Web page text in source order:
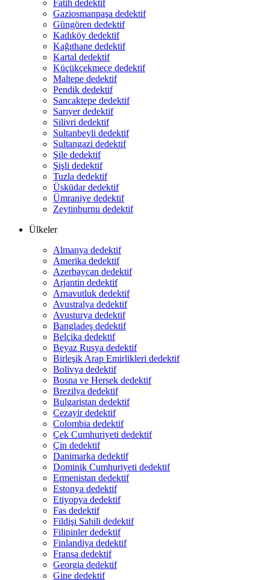
Fatih dedektif
Gaziosmanpaşa dedektif
Güngören dedektif
Kadıköy dedektif
Kağıthane dedektif
Kartal dedektif
Küçükçekmece dedektif
Maltepe dedektif
Pendik dedektif
Sancaktepe dedektif
Sarıyer dedektif
Silivri dedektif
Sultanbeyli dedektif
Sultangazi dedektif
Şile dedektif
Şişli dedektif
Tuzla dedektif
Üsküdar dedektif
Ümraniye dedektif
Zeytinburnu dedektif
Ülkeler
Almanya dedektif
Amerika dedektif
Azerbaycan dedektif
Arjantin dedektif
Arnavutluk dedektif
Avustralya dedektif
Avusturya dedektif
Bangladeş dedektif
Belçika dedektif
Beyaz Rusya dedektif
Birleşik Arap Emirlikleri dedektif
Bolivya dedektif
Bosna ve Hersek dedektif
Brezilya dedektif
Bulgaristan dedektif
Cezayir dedektif
Colombia dedektif
Çek Cumhuriyeti dedektif
Çin dedektif
Danimarka dedektif
Dominik Cumhuriyeti dedektif
Ermenistan dedektif
Estonya dedektif
Etiyopya dedektif
Fas dedektif
Fildişi Sahili dedektif
Filipinler dedektif
Finlandiya dedektif
Fransa dedektif
Georgia dedektif
Gine dedektif